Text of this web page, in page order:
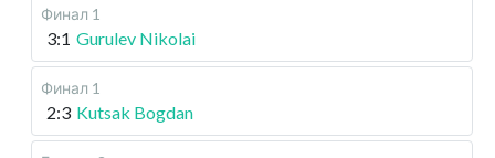
Финал 1
3:1 Gurulev Nikolai
Финал 1
2:3 Kutsak Bogdan